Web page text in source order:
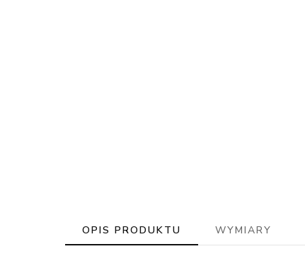
OPIS PRODUKTU WYMIARY